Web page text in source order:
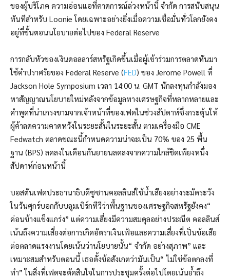
ของผู้บริโภค ความอ่อนแอที่คาดการณ์ล่วงหน้านี้ จำกัด การสนับสนุน
ทันทีสำหรับ Loonie โดยเฉพาะอย่างยิ่งเมื่อความเชื่อมั่นทั่วโลกยังคง
อยู่ที่ขั้นตอนนโยบายต่อไปของ Federal Reserve
การกลับหัวของเงินดอลลาร์สหรัฐเกิดขึ้นเมื่อผู้เข้าร่วมการตลาดหันมา
ใช้คำปราศรัยของ Federal Reserve (FED) ของ Jerome Powell ที่
Jackson Hole Symposium เวลา 14:00 น. GMT นักลงทุนกำลังมอง
หาสัญญาณนโยบายใหม่หลังจากข้อมูลทางเศรษฐกิจที่หลากหลายและ
คำพูดที่น่าเกรงขามจากเจ้าหน้าที่ของเฟดในช่วงสัปดาห์ซึ่งกระตุ้นให้
ผู้ค้าลดความคาดหวังในระยะสั้นในระยะสั้น ตามเครื่องมือ CME
Fedwatch ตลาดขณะนี้กำหนดความน่าจะเป็น 70% ของ 25 พื้น
ฐาน (BPS) ลดลงในเดือนกันยายนลดลงจากความใกล้ชิดเพียงหนึ่ง
สัปดาห์ก่อนหน้านี้
บอสตันเฟดประธานาธิบดีซูซานคอลลินส์ใช้น้ำเสียงอย่างระมัดระวัง
ในวันศุกร์บอกกับบลูมเบิร์กทีวีว่าพื้นฐานของเศรษฐกิจสหรัฐยังคง“
ค่อนข้างแข็งแกร่ง” แต่ความเสี่ยงมีความสมดุลอย่างประณีต คอลลินส์
เน้นถึงความเสี่ยงต่อการเกิดอัตราเงินเฟ้อและความเสี่ยงที่เป็นข้อเสีย
ต่อตลาดแรงงานโดยเน้นว่านโยบายนั้น“ จำกัด อย่างสุภาพ” และ
เหมาะสมสำหรับตอนนี้ เธอตั้งข้อสังเกตว่ามันเป็น“ ไม่ใช่ข้อตกลงที่
ทำ” ในสิ่งที่เฟดจะตัดสินใจในการประชุมครั้งต่อไปโดยเน้นย้ำถึง